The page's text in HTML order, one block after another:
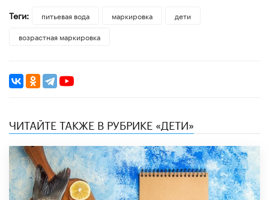
Теги:
питьевая вода маркировка
дети
возрастная маркировка
ЧИТАЙТЕ ТАКЖЕ В РУБРИКЕ «ДЕТИ»